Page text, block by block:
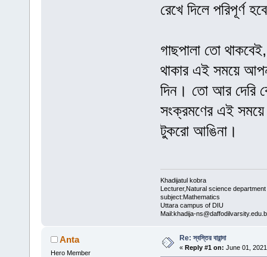
রেখে দিলে পরিপূর্ণ
গাছপালা তো
থাকার এই সময়ে
দিন। তো আর দেরি
সংক্রমণের এই সময়ে
টুকরো আঙিনা।
Khadijatul kobra
Lecturer,Natural science department
subject:Mathematics
Uttara campus of DIU
Mail:khadija-
Anta
Hero Member
Re: স্বস্তির বারান্দা
« Reply #1 on: June 01,